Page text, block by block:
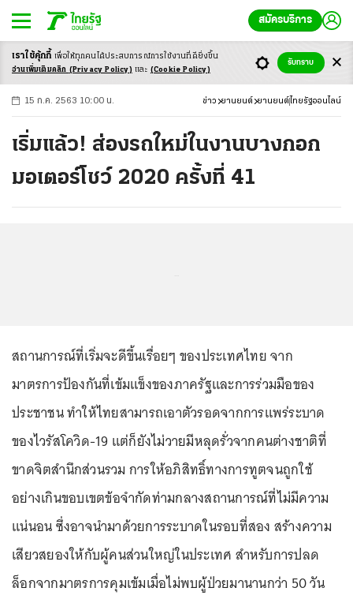
สมัครบริการ
-ก ก ก+
15 ก.ค. 2563 10:00 น. ข่าว ยานยนต์ ยานยนต์ ไทยรัฐออนไลน์
เริ่มแล้ว! ส่องรถใหม่ในงานบางกอก
มอเตอร์โชว์ 2020 ครั้งที่ 41
สถานการณ์ที่เริ่มจะดีขึ้นเรื่อยๆ ของประเทศไทย จาก
มาตรการป้องกันที่เข้มแข็งของภาครัฐและการร่วมมือของ
ประชาชน ทำให้ไทยสามารถเอาตัวรอดจากการแพร่ระบาด
ของไวรัสโควิด-19 แต่ก็ยังไม่วายมีหลุดรั่วจากคนต่างชาติที่
ขาดจิตสำนึกส่วนรวม การให้อภิสิทธิ์ทางการทูตจนถูกใช้
อย่างเกินขอบเขตข้อจำกัดท่ามกลางสถานการณ์ที่ไม่มีความ
แน่นอน ซึ่งอาจนำมาด้วยการระบาดในรอบที่สอง สร้างความ
เสียวสยองให้กับผู้คนส่วนใหญ่ในประเทศ สำหรับการปลด
ล็อกจากมาตรการคุมเข้มเมื่อไม่พบผู้ป่วยมานานกว่า 50 วัน
เราใช้คุ้กกี้ เพื่อให้ทุกคนได้ประสบการณ์การใช้งานที่ดียิ่งขึ้น
อ่านเพิ่มเติมคลิก (Privacy Policy) และ (Cookie Policy)
รับทราบ